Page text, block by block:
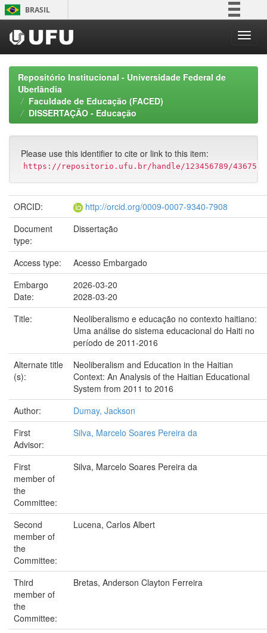
Skip
navigation
BRASIL
Participe
Acesso à informação
Repositório Institucional - Universidade Federal de
Uberlândia
Faculdade de Educação (FACED)
DISSERTAÇÃO - Educação
Please use this identifier to cite or link to this item:
https://repositorio.ufu.br/handle/123456789/43675
ORCID:
http://orcid.org/0009-0007-9340-7908
Document
type:
Dissertação
Access type:
Acesso Embargado
Embargo
Date:
2026-03-20
2028-03-20
Title:
Neoliberalismo e educação no contexto haitiano:
Uma análise do sistema educacional do Haiti no
período de 2011-2016
Alternate title
(s):
Neoliberalism and Education in the Haitian
Context: An Analysis of the Haitian Educational
System from 2011 to 2016
Author:
Dumay, Jackson
First
Advisor:
Silva, Marcelo Soares Pereira da
First
member of
the
Committee:
Silva, Marcelo Soares Pereira da
Second
member of
the
Committee:
Lucena, Carlos Albert
Third
member of
the
Committee:
Bretas, Anderson Clayton Ferreira